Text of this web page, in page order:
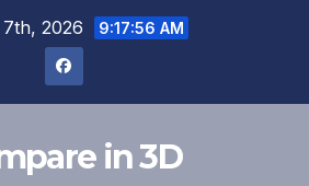
2026 9:17:57 AM
in 3D